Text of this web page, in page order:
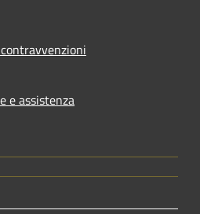
e assistenza